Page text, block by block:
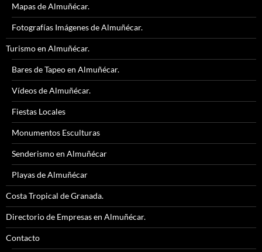
Mapas de Almuñécar.
Fotografías Imágenes de Almuñécar.
Turismo en Almuñécar.
Bares de Tapeo en Almuñécar.
Vídeos de Almuñécar.
Fiestas Locales
Monumentos Esculturas
Senderismo en Almuñécar
Playas de Almuñécar
Costa Tropical de Granada.
Directorio de Empresas en Almuñécar.
Contacto